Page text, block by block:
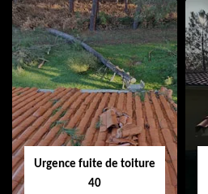
Couvreur 40
Urgence fuite de toiture
40